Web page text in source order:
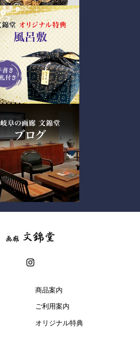
商品案内
ご利用案内
オリジナル特典